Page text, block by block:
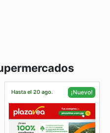
Hasta el 20 ago. ¡Nuevo!